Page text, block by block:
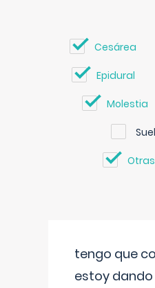
Cesárea
Epidural
Molestia
tengo que
estoy